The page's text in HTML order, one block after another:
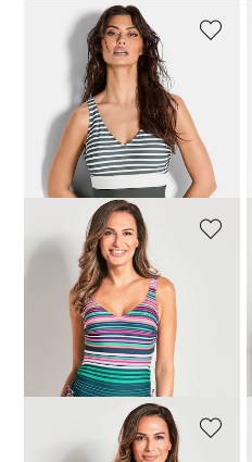
Badpak in streeplook
69,97 €99,95 €
Laagste prijs van de afgelopen 30
dagen**: 74,96 € (-6%)
Badpak
83,97 €119,95 €
Laagste prijs van de afgelopen 30
dagen**: 95,96 € (-12%)